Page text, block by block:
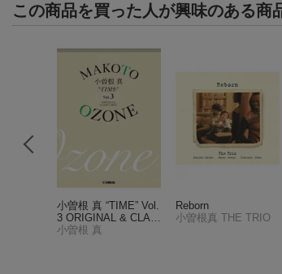
この商品を買った人が興味のある商
小曽根 真 “TIME” Vol.
3 ORIGINAL & CLAS
SICS BEST
小曽根 真
Reborn
小曽根真 THE TRIO